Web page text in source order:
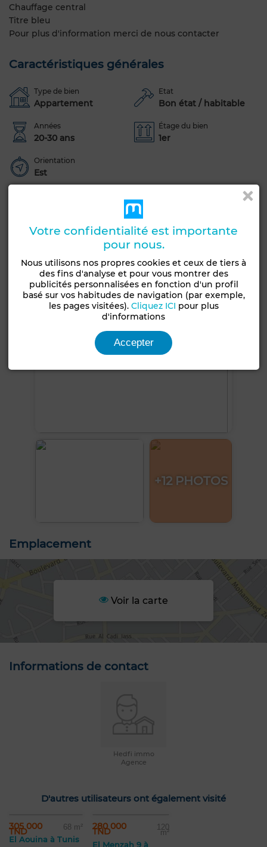
Chauffage central
Titre bleu
Pour plus d'information merci de nous contacter
Caractéristiques générales
Type de bien
Appartement
Etat
Bon état / habitable
Années
20-30 ans
Étage du bien
1er
Orientation
Est
Climatisation
Sécurité Porte blindée
Voir plus de photos
+12 PHOTOS
Emplacement
Voir la carte
Informations de contact
Hedfi immo
Agence
D'autres utilisateurs ont également visité
305 000
TND 68 m²
El Aouina à Tunis
280 000
TND 120
m²
El Menzah 9 à
Votre confidentialité est importante
pour nous.
Nous utilisons nos propres cookies et ceux de tiers à
des fins d'analyse et pour vous montrer des
publicités personnalisées en fonction d'un profil
basé sur vos habitudes de navigation (par exemple,
les pages visitées). Cliquez ICI pour plus
d'informations
Accepter